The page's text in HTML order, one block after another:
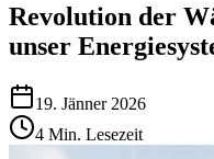
Revolution der
unser
19. Jänner 2026
4 Min. Lesezeit